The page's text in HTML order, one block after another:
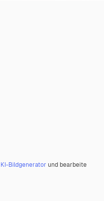
KI-Bildgenerator und bearbeite